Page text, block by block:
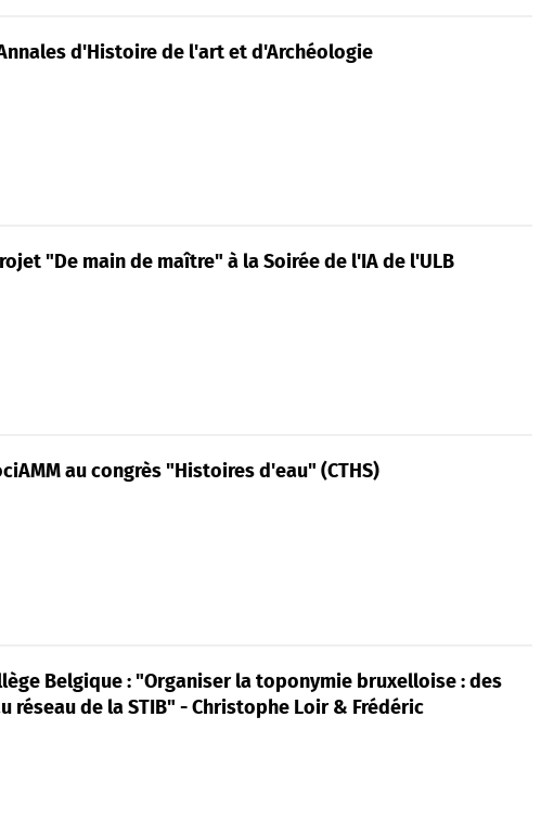
d'Histoire de l'art et d'Archéologie
"De main de maître" à la Soirée de l'IA de l'ULB
au congrès "Histoires d'eau" (CTHS)
Belgique : "Organiser la toponymie bruxelloise : des
réseau de la STIB" - Christophe Loir & Frédéric